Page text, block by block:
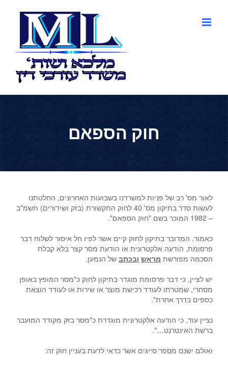
חוק הספאם
לאור מס' רב של פניות למשרדנו בשבועות האחרונים, החלטתנו
לעשות סדר בתיקון מס' 40 לחוק התקשורת (בזק ושידורים) תשמ"ב
– 1982 המוכר בשם "חוק הספאם".
כאמור, המדובר בתיקון לחוק קיים אשר לפיו חל איסור לשלוח דבר
פרסומת, הודעה אלקטרונית או הודעת מסר קצר בלא קבלת
הסכמה מפורשת מראש ובכתב של הנמען.
יש לציין, כי דבר פרסומת מוגדר בתיקון לחוק כ"מסר המופץ באופן
מסחרי, שמטרתו לעודד רכישת מוצר או שירות או לעודד הוצאת
כספים בדרך אחרת".
נציין עוד, כי הודעה אלקטרונית מוגדרת כ"מסר בזק מקודד המועבר
ברשת האינטרנט…".
ואולם ישנם מספר סייגים אשר כדאי לדעת בעניין חוק זה: